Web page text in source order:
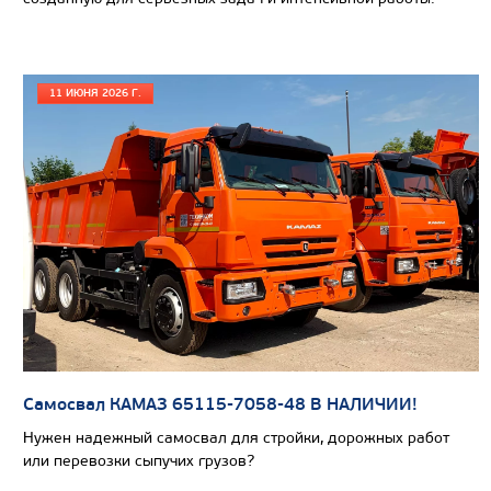
Цена по запросу
Экологический класс
Вместимость кузова, м3
Направление разгрузки
Колесная формула
Узнать цену
11 ИЮНЯ 2026 Г.
Самосвал КАМАЗ 65115-7058-48 В НАЛИЧИИ!
Нужен надежный самосвал для стройки, дорожных работ
или перевозки сыпучих грузов?